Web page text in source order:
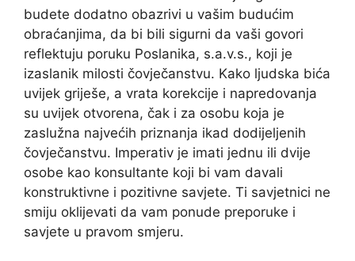
budete dodatno obazrivi u vašim budućim
obraćanjima, da bi bili sigurni da vaši govori
reflektuju poruku Poslanika, s.a.v.s., koji je
izaslanik milosti čovječanstvu. Kako ljudska bića
uvijek griješe, a vrata korekcije i napredovanja
su uvijek otvorena, čak i za osobu koja je
zaslužna najvećih priznanja ikad dodijeljenih
čovječanstvu. Imperativ je imati jednu ili dvije
osobe kao konsultante koji bi vam davali
konstruktivne i pozitivne savjete. Ti savjetnici ne
smiju oklijevati da vam ponude preporuke i
savjete u pravom smjeru.